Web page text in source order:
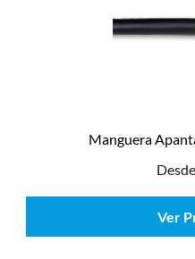
Manguera
Ver